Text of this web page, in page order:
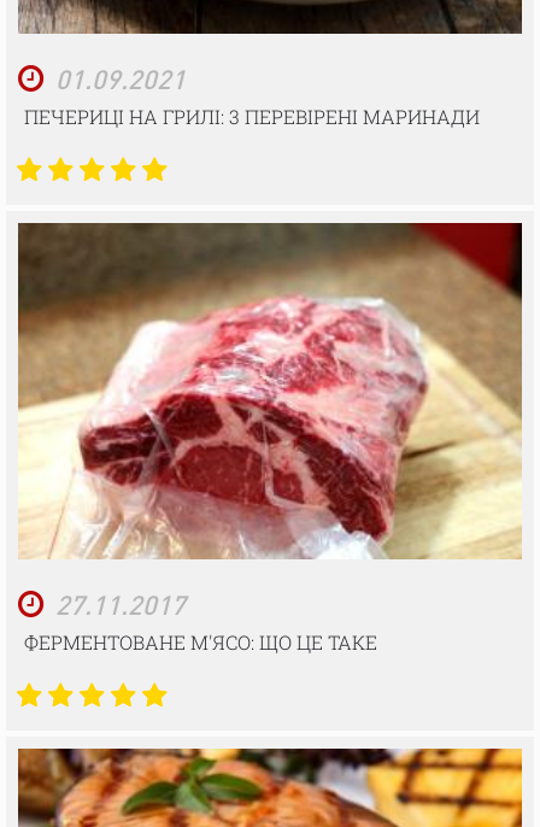
01.09.2021
ПЕЧЕРИЦІ НА ГРИЛІ: 3 ПЕРЕВІРЕНІ МАРИНАДИ
27.11.2017
ФЕРМЕНТОВАНЕ М'ЯСО: ЩО ЦЕ ТАКЕ